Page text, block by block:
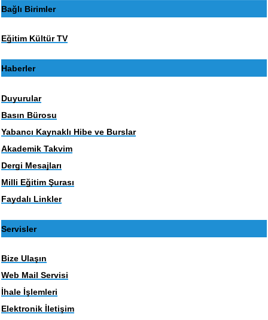
Bağlı Birimler
Eğitim Kültür TV
Haberler
Duyurular
Basın Bürosu
Yabancı Kaynaklı Hibe ve Burslar
Akademik Takvim
Dergi Mesajları
Milli Eğitim Şurası
Faydalı Linkler
Servisler
Bize Ulaşın
Web Mail Servisi
İhale İşlemleri
Elektronik İletişim